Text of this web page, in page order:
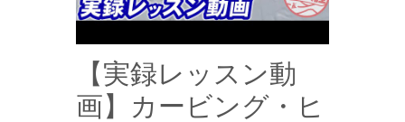
【実録レッスン動
画】カービング・ヒ